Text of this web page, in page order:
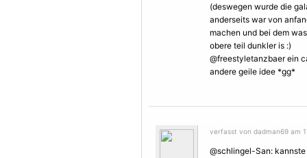
(deswegen wurde die
anderseits war von
machen und bei dem
obere teil dunkler is :)
@freestyletanzbaer ein
andere geile idee *gg*
verfasst von dadman69 am
@schlingel-San: